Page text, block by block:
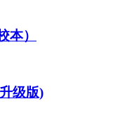
本）
级版)